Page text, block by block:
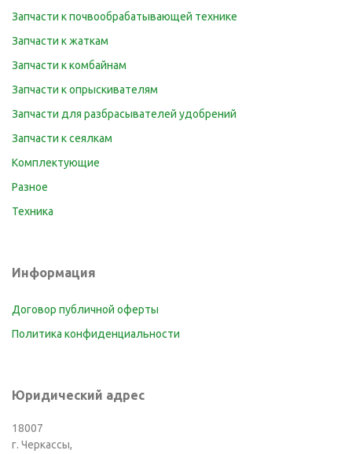
Запчасти к почвообрабатывающей технике
Запчасти к жаткам
Запчасти к комбайнам
Запчасти к опрыскивателям
Запчасти для разбрасывателей удобрений
Запчасти к сеялкам
Комплектующие
Разное
Техника
Информация
Договор публичной оферты
Политика конфиденциальности
Юридический адрес
18007
г. Черкассы,